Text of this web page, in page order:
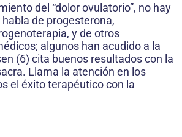
del “dolor ovulatorio”, no hay
de progesterona,
y de otros
algunos han acudido a la
(6) cita buenos resultados con la
Llama la atención en los
el éxito terapéutico con la